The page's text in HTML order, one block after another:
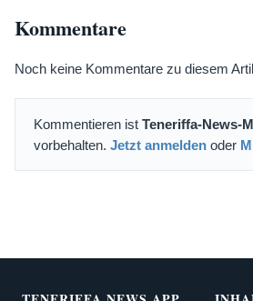
Kommentare
Noch keine Kommentare zu diesem
Kommentieren ist Teneriffa-News-
vorbehalten. Jetzt anmelden oder